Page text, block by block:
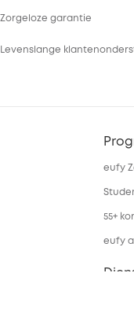
Zorgeloze garantie
Levenslange
eufy
55+
eufy